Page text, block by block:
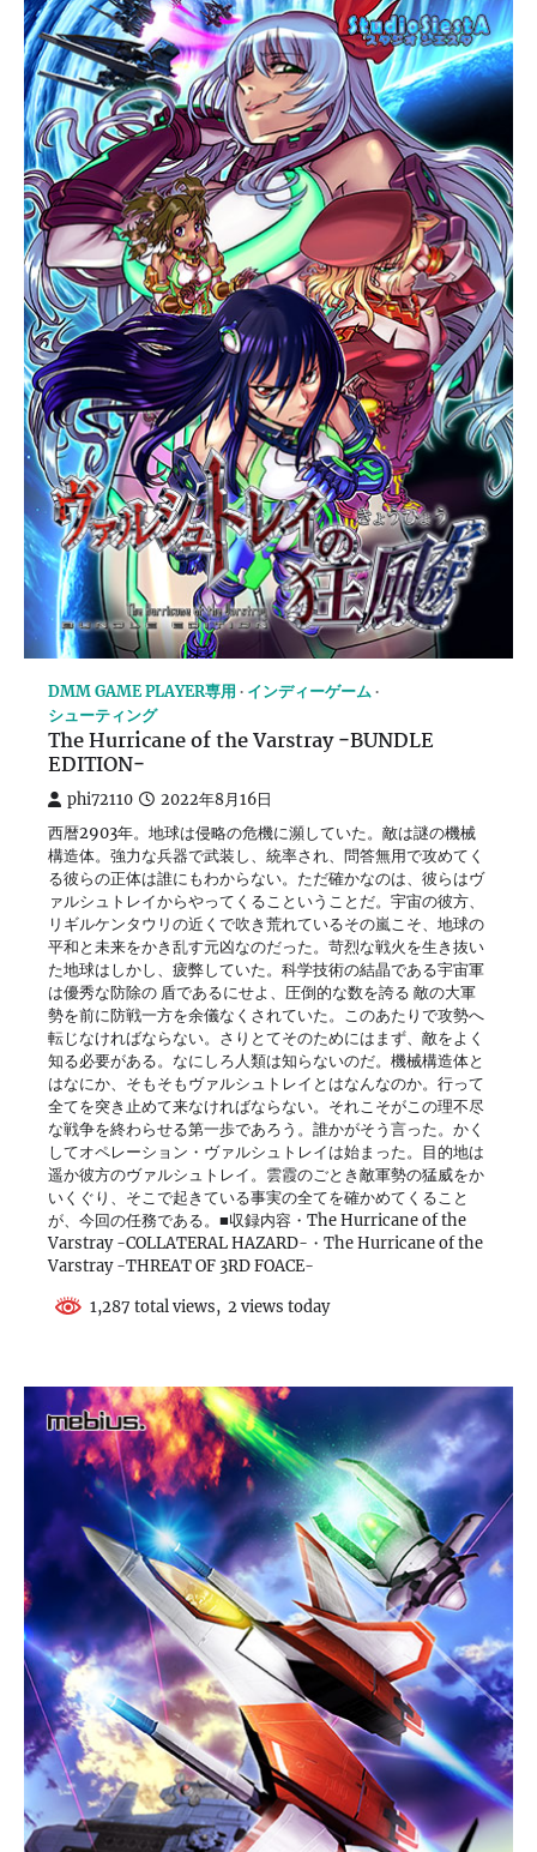
DMM GAME PLAYER専用
インディーゲーム
シューティング
The Hurricane of the Varstray −BUNDLE
EDITION−
phi72110 2022年8月16日
西暦2903年。地球は侵略の危機に瀕していた。敵は謎の機械
構造体。強力な兵器で武装し、統率され、問答無用で攻めてく
る彼らの正体は誰にもわからない。ただ確かなのは、彼らはヴ
ァルシュトレイからやってくるこということだ。宇宙の彼方、
リギルケンタウリの近くで吹き荒れているその嵐こそ、地球の
平和と未来をかき乱す元凶なのだった。苛烈な戦火を生き抜い
た地球はしかし、疲弊していた。科学技術の結晶である宇宙軍
は優秀な防除の 盾であるにせよ、圧倒的な数を誇る 敵の大軍
勢を前に防戦一方を余儀なくされていた。このあたりで攻勢へ
転じなければならない。さりとてそのためにはまず、敵をよく
知る必要がある。なにしろ人類は知らないのだ。機械構造体と
はなにか、そもそもヴァルシュトレイとはなんなのか。行って
全てを突き止めて来なければならない。それこそがこの理不尽
な戦争を終わらせる第一歩であろう。誰かがそう言った。かく
してオペレーション・ヴァルシュトレイは始まった。目的地は
遥か彼方のヴァルシュトレイ。雲霞のごとき敵軍勢の猛威をか
いくぐり、そこで起きている事実の全てを確かめてくること
が、今回の任務である。■収録内容・The Hurricane of the
Varstray -COLLATERAL HAZARD-・The Hurricane of the
Varstray -THREAT OF 3RD FOACE-
1,287 total views, 2 views today